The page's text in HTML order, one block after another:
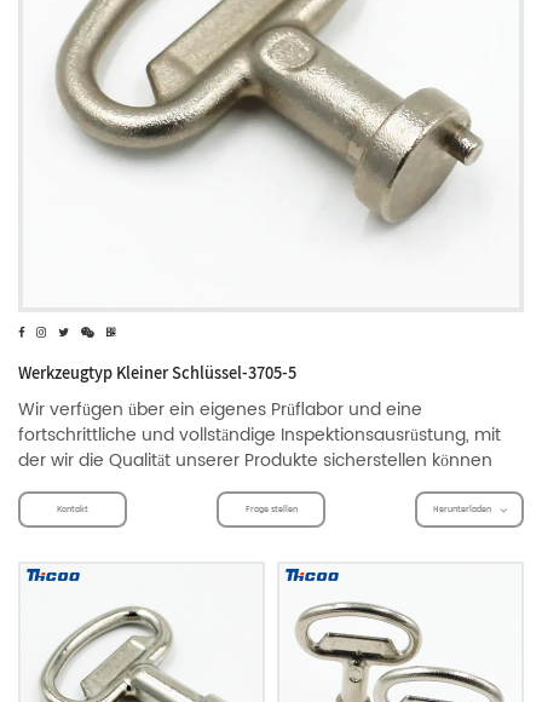
Werkzeugtyp Kleiner Schlüssel-3705-5
Wir verfügen über ein eigenes Prüflabor und eine
fortschrittliche und vollständige Inspektionsausrüstung, mit
der wir die Qualität unserer Produkte sicherstellen können
Kontakt Frage stellen Herunterladen